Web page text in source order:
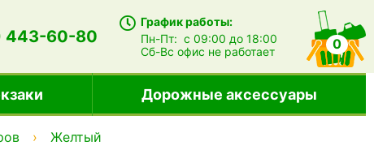
443-60-80
График работы:
Пн-Пт:с 09:00 до 18:00
Сб-Всофис не работает 0
Дорожные аксессуары
Желтый